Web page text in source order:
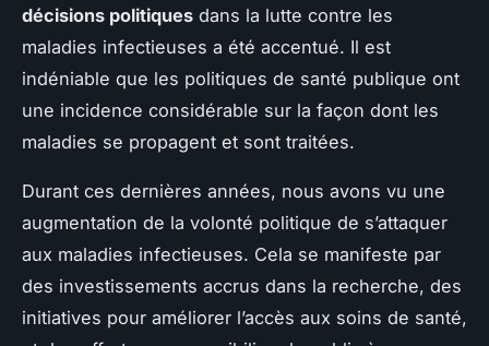
décisions politiques dans la lutte contre les
maladies infectieuses a été accentué. Il est
indéniable que les politiques de santé publique ont
une incidence considérable sur la façon dont les
maladies se propagent et sont traitées.
Durant ces dernières années, nous avons vu une
augmentation de la volonté politique de s’attaquer
aux maladies infectieuses. Cela se manifeste par
des investissements accrus dans la recherche, des
initiatives pour améliorer l’accès aux soins de santé,